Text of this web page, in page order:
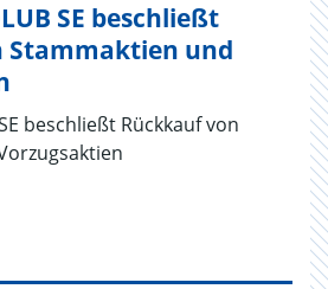
SE beschließt
Stammaktien und
beschließt Rückkauf von